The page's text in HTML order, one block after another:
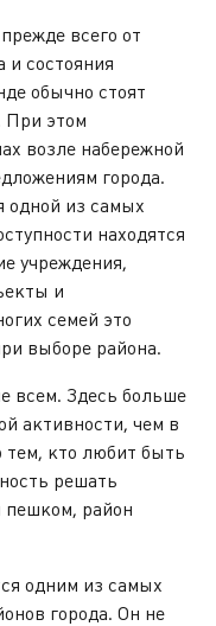
всего от
и состояния
обычно стоят
При этом
возле набережной
города.
одной из самых
находятся
учреждения,
и
семей это
выборе района.
Здесь больше
активности, чем в
тем, кто любит быть
решать
пешком, район
одним из самых
города. Он не